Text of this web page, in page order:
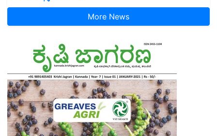
More News